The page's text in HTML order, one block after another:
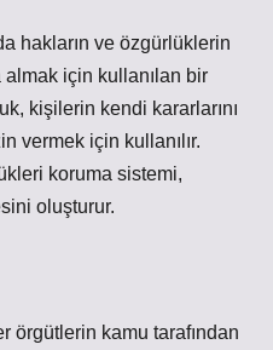
hakların ve özgürlüklerin
almak için kullanılan bir
kişilerin kendi kararlarını
vermek için kullanılır.
koruma sistemi,
oluşturur.
örgütlerin kamu tarafından